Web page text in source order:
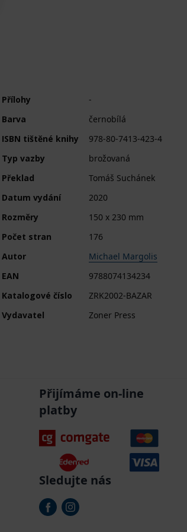
Přílohy
-
Barva
černobílá
ISBN tištěné knihy
978-80-7413-423-4
Typ vazby
brožovaná
Překlad
Tomáš Suchánek
Datum vydání
2020
Rozměry
150 x 230 mm
Počet stran
176
Autor
Michael Margolis
EAN
9788074134234
Katalogové číslo
ZRK2002-BAZAR
Vydavatel
Zoner Press
Přijímáme on-line
platby
Sledujte nás